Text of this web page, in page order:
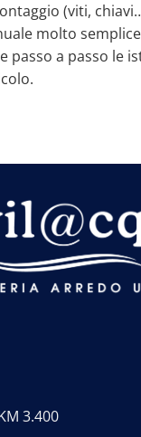
(viti,
molto
passo a passo le
3.400